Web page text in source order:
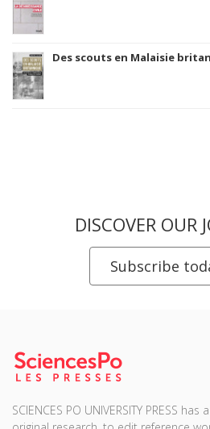
Des scouts en Malaisie
DISCOVER OUR
Subscribe
SCIENCES PO UNIVERSITY PRESS